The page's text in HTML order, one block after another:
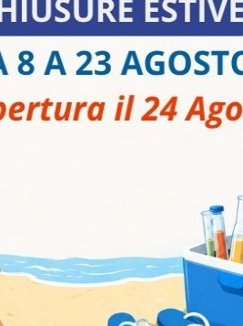
deve essere iniziato il
la varicella. La
mesi e per i bambini di età
adulti che non hanno mai
fino a 50 anni.
di Sant’Antonio può aiutare a
dovrebbero evitare di
diffusione del virus ad altre